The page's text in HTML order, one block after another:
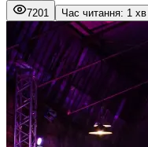
7201 Час читання: 1 хв